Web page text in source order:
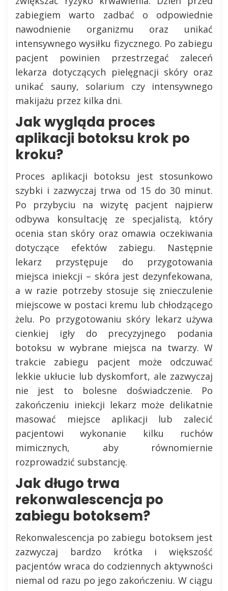
zabiegiem warto zadbać o odpowiednie
nawodnienie organizmu oraz unikać
intensywnego wysiłku fizycznego. Po zabiegu
pacjent powinien przestrzegać zaleceń
lekarza dotyczących pielęgnacji skóry oraz
unikać sauny, solarium czy intensywnego
makijażu przez kilka dni.
Jak wygląda proces
aplikacji botoksu krok po
kroku?
Proces aplikacji botoksu jest stosunkowo
szybki i zazwyczaj trwa od 15 do 30 minut.
Po przybyciu na wizytę pacjent najpierw
odbywa konsultację ze specjalistą, który
ocenia stan skóry oraz omawia oczekiwania
dotyczące efektów zabiegu. Następnie
lekarz przystępuje do przygotowania
miejsca iniekcji – skóra jest dezynfekowana,
a w razie potrzeby stosuje się znieczulenie
miejscowe w postaci kremu lub chłodzącego
żelu. Po przygotowaniu skóry lekarz używa
cienkiej igły do precyzyjnego podania
botoksu w wybrane miejsca na twarzy. W
trakcie zabiegu pacjent może odczuwać
lekkie ukłucie lub dyskomfort, ale zazwyczaj
nie jest to bolesne doświadczenie. Po
zakończeniu iniekcji lekarz może delikatnie
masować miejsce aplikacji lub zalecić
pacjentowi wykonanie kilku ruchów
mimicznych, aby równomiernie
rozprowadzić substancję.
Jak długo trwa
rekonwalescencja po
zabiegu botoksem?
Rekonwalescencja po zabiegu botoksem jest
zazwyczaj bardzo krótka i większość
pacjentów wraca do codziennych aktywności
niemal od razu po jego zakończeniu. W ciągu